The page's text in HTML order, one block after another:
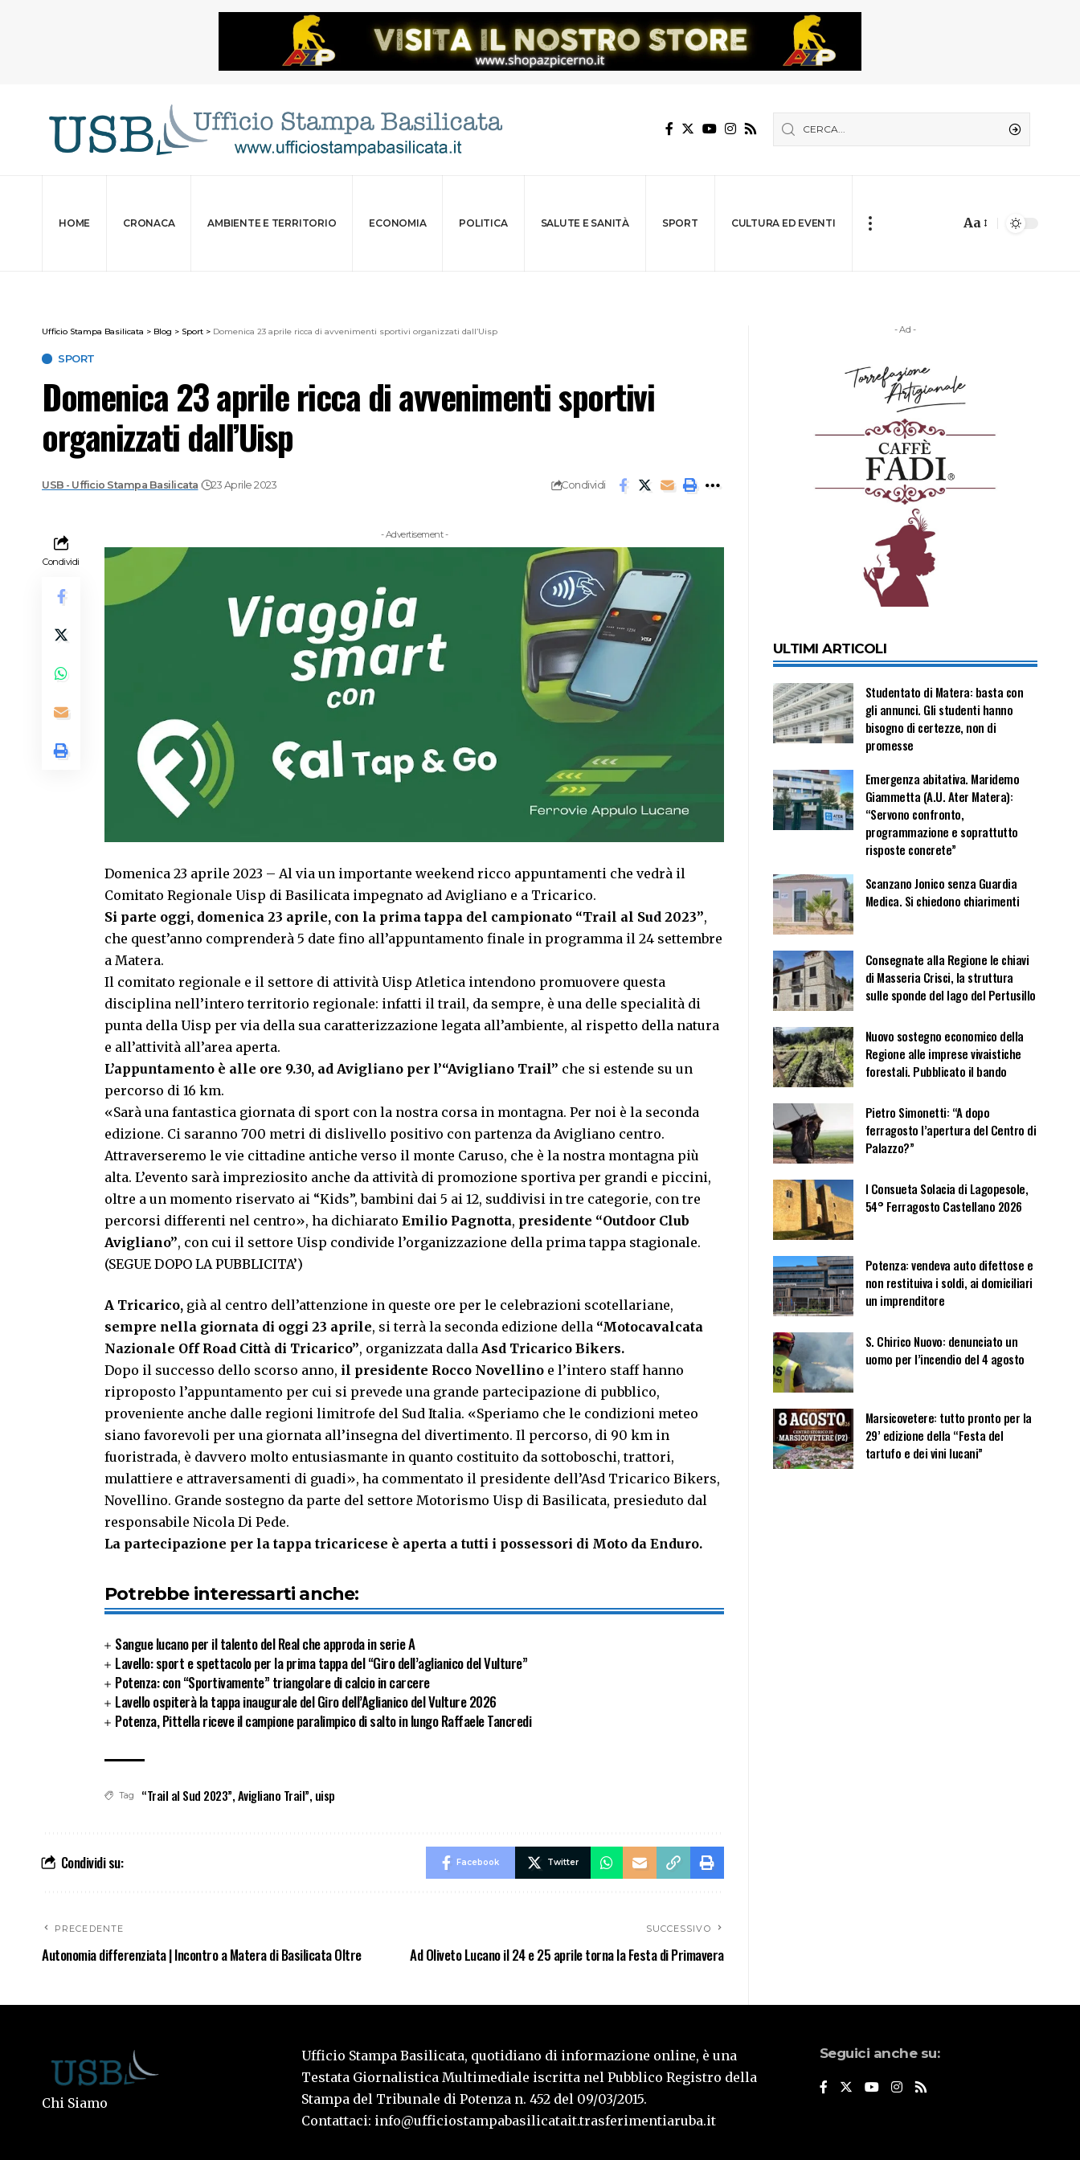
HOME CRONACA AMBIENTE E TERRITORIO ECONOMIA POLITICA SALUTE E SANITÀ SPORT CULTURA ED EVENTI Aa
Ufficio Stampa Basilicata > Blog > Sport > Domenica 23 aprile ricca di avvenimenti sportivi organizzati dall’Uisp
SPORT
Domenica 23 aprile ricca di avvenimenti sportivi
organizzati dall’Uisp
USB - Ufficio Stampa Basilicata 23 Aprile 2023 Condividi
Condividi
- Advertisement -
Domenica 23 aprile 2023 – Al via un importante weekend ricco appuntamenti che vedrà il
Comitato Regionale Uisp di Basilicata impegnato ad Avigliano e a Tricarico.
Si parte oggi, domenica 23 aprile, con la prima tappa del campionato “Trail al Sud 2023”,
che quest’anno comprenderà 5 date fino all’appuntamento finale in programma il 24 settembre
a Matera.
Il comitato regionale e il settore di attività Uisp Atletica intendono promuovere questa
disciplina nell’intero territorio regionale: infatti il trail, da sempre, è una delle specialità di
punta della Uisp per via della sua caratterizzazione legata all’ambiente, al rispetto della natura
e all’attività all’area aperta.
L’appuntamento è alle ore 9.30, ad Avigliano per l’“Avigliano Trail” che si estende su un
percorso di 16 km.
«Sarà una fantastica giornata di sport con la nostra corsa in montagna. Per noi è la seconda
edizione. Ci saranno 700 metri di dislivello positivo con partenza da Avigliano centro.
Attraverseremo le vie cittadine antiche verso il monte Caruso, che è la nostra montagna più
alta. L’evento sarà impreziosito anche da attività di promozione sportiva per grandi e piccini,
oltre a un momento riservato ai “Kids”, bambini dai 5 ai 12, suddivisi in tre categorie, con tre
percorsi differenti nel centro», ha dichiarato Emilio Pagnotta, presidente “Outdoor Club
Avigliano”, con cui il settore Uisp condivide l’organizzazione della prima tappa stagionale.
(SEGUE DOPO LA PUBBLICITA’)
A Tricarico, già al centro dell’attenzione in queste ore per le celebrazioni scotellariane,
sempre nella giornata di oggi 23 aprile, si terrà la seconda edizione della “Motocavalcata
Nazionale Off Road Città di Tricarico”, organizzata dalla Asd Tricarico Bikers.
Dopo il successo dello scorso anno, il presidente Rocco Novellino e l’intero staff hanno
riproposto l’appuntamento per cui si prevede una grande partecipazione di pubblico,
proveniente anche dalle regioni limitrofe del Sud Italia. «Speriamo che le condizioni meteo
siano favorevoli per una giornata all’insegna del divertimento. Il percorso, di 90 km in
fuoristrada, è davvero molto entusiasmante in quanto costituito da sottoboschi, trattori,
mulattiere e attraversamenti di guadi», ha commentato il presidente dell’Asd Tricarico Bikers,
Novellino. Grande sostegno da parte del settore Motorismo Uisp di Basilicata, presieduto dal
responsabile Nicola Di Pede.
La partecipazione per la tappa tricaricese è aperta a tutti i possessori di Moto da Enduro.
Potrebbe interessarti anche:
Sangue lucano per il talento del Real che approda in serie A
Lavello: sport e spettacolo per la prima tappa del “Giro dell’aglianico del Vulture”
Potenza: con “Sportivamente” triangolare di calcio in carcere
Lavello ospiterà la tappa inaugurale del Giro dell’Aglianico del Vulture 2026
Potenza, Pittella riceve il campione paralimpico di salto in lungo Raffaele Tancredi
Tag “Trail al Sud 2023”,Avigliano Trail”, uisp
Condividi su: Facebook Twitter
PRECEDENTE
Autonomia differenziata | Incontro a Matera di Basilicata Oltre
SUCCESSIVO
Ad Oliveto Lucano il 24 e 25 aprile torna la Festa di Primavera
- Ad -
ULTIMI ARTICOLI
Studentato di Matera: basta con
gli annunci. Gli studenti hanno
bisogno di certezze, non di
promesse
Emergenza abitativa. Maridemo
Giammetta (A.U. Ater Matera):
“Servono confronto,
programmazione e soprattutto
risposte concrete”
Scanzano Jonico senza Guardia
Medica. Si chiedono chiarimenti
Consegnate alla Regione le chiavi
di Masseria Crisci, la struttura
sulle sponde del lago del Pertusillo
Nuovo sostegno economico della
Regione alle imprese vivaistiche
forestali. Pubblicato il bando
Pietro Simonetti: “A dopo
ferragosto l’apertura del Centro di
Palazzo?”
I Consueta Solacia di Lagopesole,
54° Ferragosto Castellano 2026
Potenza: vendeva auto difettose e
non restituiva i soldi, ai domiciliari
un imprenditore
S. Chirico Nuovo: denunciato un
uomo per l’incendio del 4 agosto
Marsicovetere: tutto pronto per la
29’ edizione della “Festa del
tartufo e dei vini lucani”
Chi Siamo
Ufficio Stampa Basilicata, quotidiano di informazione online, è una
Testata Giornalistica Multimediale iscritta nel Pubblico Registro della
Stampa del Tribunale di Potenza n. 452 del 09/03/2015.
Contattaci: info@ufficiostampabasilicatait.trasferimentiaruba.it
Seguici anche su: